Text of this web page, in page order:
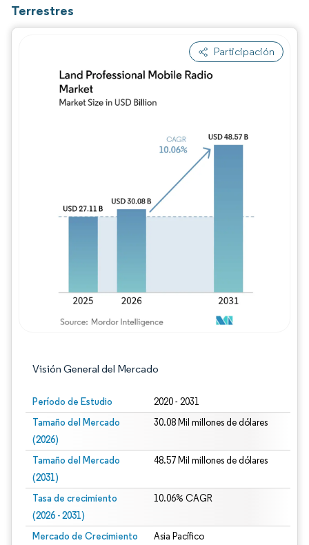
Terrestres
Participación
Visión General del Mercado
Período de Estudio 2020 - 2031
Tamaño del Mercado
(2026)
30.08 Mil millones de dólares
Tamaño del Mercado
(2031)
48.57 Mil millones de dólares
Tasa de crecimiento
(2026 - 2031)
10.06% CAGR
Mercado de Crecimiento
Asia Pacífico
Imagen © Mordor Intelligence. El uso